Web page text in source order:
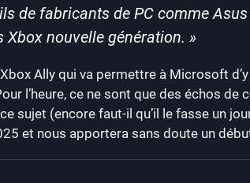
de fabricants de PC comme
nouvelle génération. »
Ally qui va permettre à Microsoft
l’heure, ce ne sont que des échos de
sujet (encore faut-il qu’il le fasse un
et nous apportera sans doute un